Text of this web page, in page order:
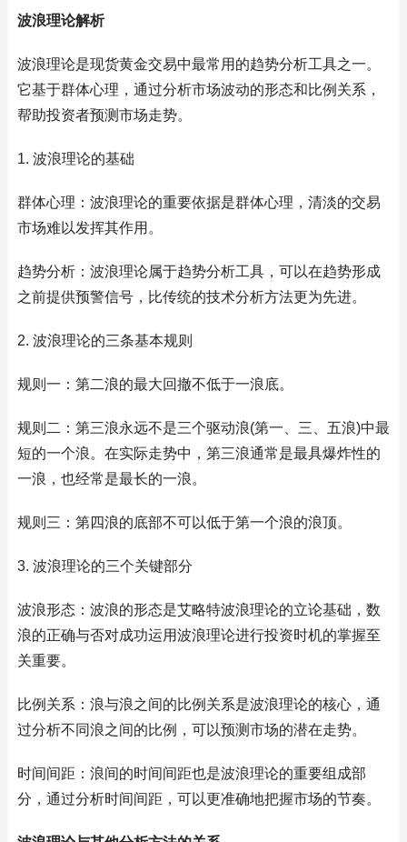
波浪理论解析
波浪理论是现货黄金交易中最常用的趋势分析工具之一。
它基于群体心理，通过分析市场波动的形态和比例关系，
帮助投资者预测市场走势。
1. 波浪理论的基础
群体心理：波浪理论的重要依据是群体心理，清淡的交易
市场难以发挥其作用。
趋势分析：波浪理论属于趋势分析工具，可以在趋势形成
之前提供预警信号，比传统的技术分析方法更为先进。
2. 波浪理论的三条基本规则
规则一：第二浪的最大回撤不低于一浪底。
规则二：第三浪永远不是三个驱动浪(第一、三、五浪)中最
短的一个浪。在实际走势中，第三浪通常是最具爆炸性的
一浪，也经常是最长的一浪。
规则三：第四浪的底部不可以低于第一个浪的浪顶。
3. 波浪理论的三个关键部分
波浪形态：波浪的形态是艾略特波浪理论的立论基础，数
浪的正确与否对成功运用波浪理论进行投资时机的掌握至
关重要。
比例关系：浪与浪之间的比例关系是波浪理论的核心，通
过分析不同浪之间的比例，可以预测市场的潜在走势。
时间间距：浪间的时间间距也是波浪理论的重要组成部
分，通过分析时间间距，可以更准确地把握市场的节奏。